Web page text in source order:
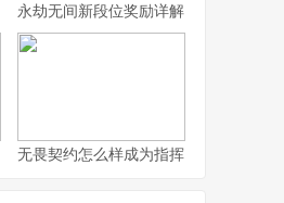
永劫无间新段位奖励详解
无畏契约怎么样成为指挥